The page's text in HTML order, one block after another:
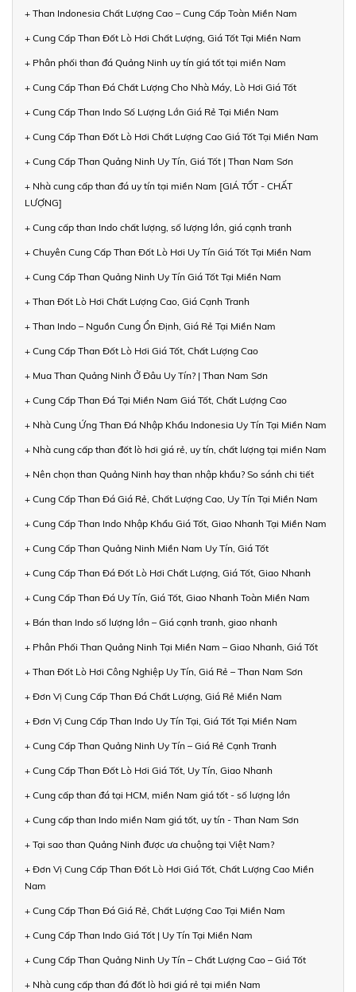
+ Than Indonesia Chất Lượng Cao – Cung Cấp Toàn Miền Nam
+ Cung Cấp Than Đốt Lò Hơi Chất Lượng, Giá Tốt Tại Miền Nam
+ Phân phối than đá Quảng Ninh uy tín giá tốt tại miền Nam
+ Cung Cấp Than Đá Chất Lượng Cho Nhà Máy, Lò Hơi Giá Tốt
+ Cung Cấp Than Indo Số Lượng Lớn Giá Rẻ Tại Miền Nam
+ Cung Cấp Than Đốt Lò Hơi Chất Lượng Cao Giá Tốt Tại Miền Nam
+ Cung Cấp Than Quảng Ninh Uy Tín, Giá Tốt | Than Nam Sơn
+ Nhà cung cấp than đá uy tín tại miền Nam [GIÁ TỐT - CHẤT
LƯỢNG]
+ Cung cấp than Indo chất lượng, số lượng lớn, giá cạnh tranh
+ Chuyên Cung Cấp Than Đốt Lò Hơi Uy Tín Giá Tốt Tại Miền Nam
+ Cung Cấp Than Quảng Ninh Uy Tín Giá Tốt Tại Miền Nam
+ Than Đốt Lò Hơi Chất Lượng Cao, Giá Cạnh Tranh
+ Than Indo – Nguồn Cung Ổn Định, Giá Rẻ Tại Miền Nam
+ Cung Cấp Than Đốt Lò Hơi Giá Tốt, Chất Lượng Cao
+ Mua Than Quảng Ninh Ở Đâu Uy Tín? | Than Nam Sơn
+ Cung Cấp Than Đá Tại Miền Nam Giá Tốt, Chất Lượng Cao
+ Nhà Cung Ứng Than Đá Nhập Khẩu Indonesia Uy Tín Tại Miền Nam
+ Nhà cung cấp than đốt lò hơi giá rẻ, uy tín, chất lượng tại miền Nam
+ Nên chọn than Quảng Ninh hay than nhập khẩu? So sánh chi tiết
+ Cung Cấp Than Đá Giá Rẻ, Chất Lượng Cao, Uy Tín Tại Miền Nam
+ Cung Cấp Than Indo Nhập Khẩu Giá Tốt, Giao Nhanh Tại Miền Nam
+ Cung Cấp Than Quảng Ninh Miền Nam Uy Tín, Giá Tốt
+ Cung Cấp Than Đá Đốt Lò Hơi Chất Lượng, Giá Tốt, Giao Nhanh
+ Cung Cấp Than Đá Uy Tín, Giá Tốt, Giao Nhanh Toàn Miền Nam
+ Bán than Indo số lượng lớn – Giá cạnh tranh, giao nhanh
+ Phân Phối Than Quảng Ninh Tại Miền Nam – Giao Nhanh, Giá Tốt
+ Than Đốt Lò Hơi Công Nghiệp Uy Tín, Giá Rẻ – Than Nam Sơn
+ Đơn Vị Cung Cấp Than Đá Chất Lượng, Giá Rẻ Miền Nam
+ Đơn Vị Cung Cấp Than Indo Uy Tín Tại, Giá Tốt Tại Miền Nam
+ Cung Cấp Than Quảng Ninh Uy Tín – Giá Rẻ Cạnh Tranh
+ Cung Cấp Than Đốt Lò Hơi Giá Tốt, Uy Tín, Giao Nhanh
+ Cung cấp than đá tại HCM, miền Nam giá tốt - số lượng lớn
+ Cung cấp than Indo miền Nam giá tốt, uy tín - Than Nam Sơn
+ Tại sao than Quảng Ninh được ưa chuộng tại Việt Nam?
+ Đơn Vị Cung Cấp Than Đốt Lò Hơi Giá Tốt, Chất Lượng Cao Miền
Nam
+ Cung Cấp Than Đá Giá Rẻ, Chất Lượng Cao Tại Miền Nam
+ Cung Cấp Than Indo Giá Tốt | Uy Tín Tại Miền Nam
+ Cung Cấp Than Quảng Ninh Uy Tín – Chất Lượng Cao – Giá Tốt
+ Nhà cung cấp than đá đốt lò hơi giá rẻ tại miền Nam